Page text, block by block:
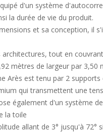
d'un système
la durée de vie du produit.
et sa conception, il
architectures, tout en
mètres de largeur par 3,50
Arès est tenu par 2 supports
qui transmettent une
également d'un système
la toile
allant de 3° jusqu'à 72°